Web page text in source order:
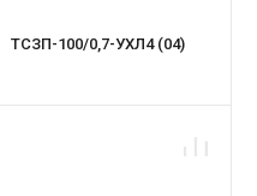
ТСЗП-100/0,7-УХЛ4 (04)